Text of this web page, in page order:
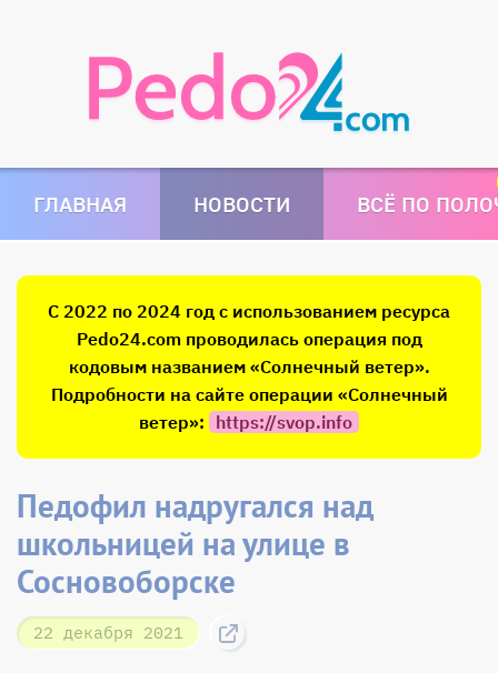
ГЛАВНАЯ НОВОСТИ ВСЁ ПО
С 2022 по 2024 год с использованием ресурса
Pedo24.com проводилась операция под
кодовым названием «Солнечный ветер».
Подробности на сайте операции «Солнечный
ветер»: https://svop.info
Педофил надругался над
школьницей на улице в
Сосновоборске
22 декабря 2021